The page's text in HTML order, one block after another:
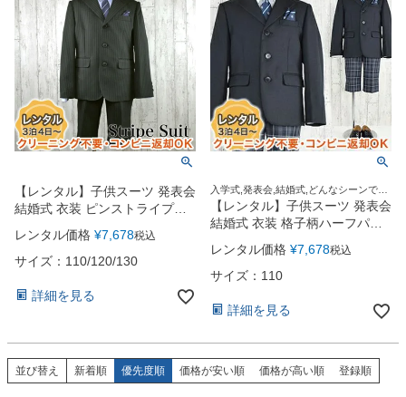
【レンタル】子供スーツ 発表会
結婚式 衣装 ピンストライプブ
ラックスーツ（CAT915400）
110・130cm
レンタル価格 ¥7,678税込
サイズ：110/120/130
詳細を見る
入学式,発表会,結婚式,どんなシーンでも
この1着でOK！
【レンタル】子供スーツ 発表会
結婚式 衣装 格子柄ハーフパン
ツ3つボタンスーツ5点セット
（CAT875402）【CHOPIN】
【入学式 男の子 スーツ おしゃ
ト 卒園式 お受験 日本 高品質】
レンタル価格 ¥7,678税込
サイズ：110
詳細を見る
並び替え 新着順 優先度順 価格が安い順 価格が高い順 登録順